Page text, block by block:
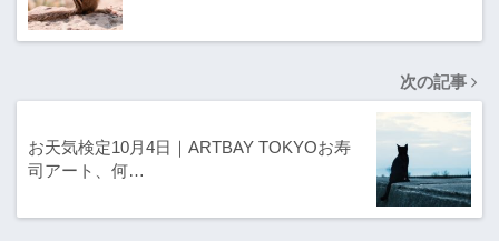
次の記事
お天気検定10月4日｜ARTBAY TOKYOお寿
司アート、何…